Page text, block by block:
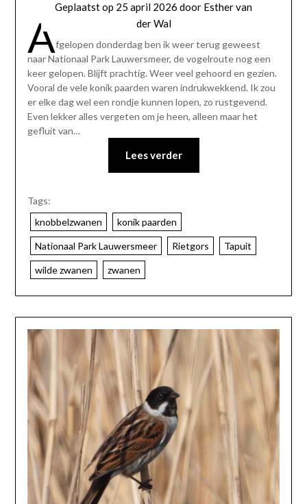
Geplaatst op 25 april 2026 door Esther van
der Wal
Afgelopen donderdag ben ik weer terug geweest
naar Nationaal Park Lauwersmeer, de vogelroute nog een
keer gelopen. Blijft prachtig. Weer veel gehoord en gezien.
Vooral de vele konik paarden waren indrukwekkend. Ik zou
er elke dag wel een rondje kunnen lopen, zo rustgevend.
Even lekker alles vergeten om je heen, alleen maar het
gefluit van…
Lees verder
Tags:
knobbelzwanen
konik paarden
Nationaal Park Lauwersmeer Rietgors Tapuit
wilde zwanen zwanen